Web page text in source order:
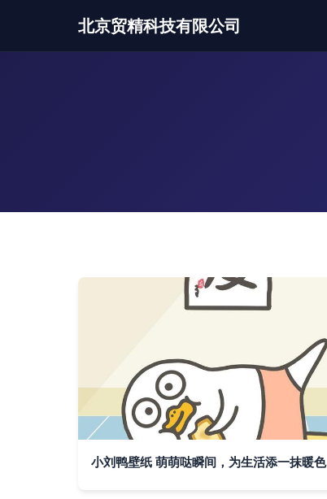
北京贸精科技有限公司
小刘鸭壁纸 萌萌哒瞬间，为生活添一抹暖色